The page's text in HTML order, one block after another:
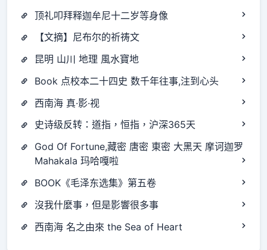
顶礼叩拜释迦牟尼十二岁等身像
【文摘】尼布尔的祈祷文
昆明 山川 地理 風水寶地
Book 点校本二十四史 数千年往事,注到心头
西南海 真·影·视
史诗级反转：道指，恒指，沪深365天
God Of Fortune,藏密 唐密 東密 大黑天 摩诃迦罗
Mahakala 玛哈嘎啦
BOOK《毛泽东选集》第五卷
沒我什麼事，但是影響很多事
西南海 名之由來 the Sea of Heart